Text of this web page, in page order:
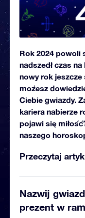
Rok 2024 powoli
nadszedł czas
nowy rok jeszcze
możesz
Ciebie gwiazdy.
kariera nabierze
pojawi się
naszego
Przeczytaj
Nazwij
prezent w